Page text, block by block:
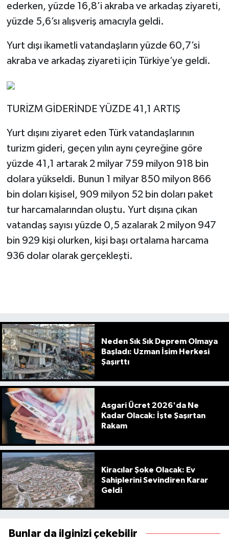
ederken, yüzde 16,8’i akraba ve arkadaş ziyareti,
yüzde 5,6’sı alışveriş amacıyla geldi.
Yurt dışı ikametli vatandaşların yüzde 60,7’si
akraba ve arkadaş ziyareti için Türkiye’ye geldi.
TURİZM GİDERİNDE YÜZDE 41,1 ARTIŞ
Yurt dışını ziyaret eden Türk vatandaşlarının
turizm gideri, geçen yılın aynı çeyreğine göre
yüzde 41,1 artarak 2 milyar 759 milyon 918 bin
dolara yükseldi. Bunun 1 milyar 850 milyon 866
bin doları kişisel, 909 milyon 52 bin doları paket
tur harcamalarından oluştu. Yurt dışına çıkan
vatandaş sayısı yüzde 0,5 azalarak 2 milyon 947
bin 929 kişi olurken, kişi başı ortalama harcama
936 dolar olarak gerçekleşti.
Neden Sık Sık Deprem Olmaya
Başladı: Uzman İsim Herkesi
Şaşırttı
Asgari Ücret 2026'da Ne
Kadar Olacak: İşte Şaşırtan
Rakam
Kiracılar Şoke Olacak: Ev
Sahiplerini Sevindiren Karar
Geldi
Bunlar da ilginizi çekebilir